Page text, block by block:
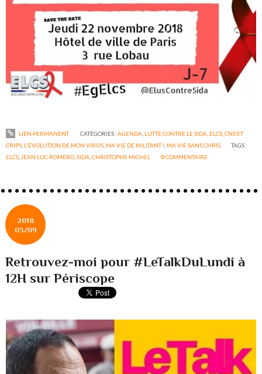
LIEN PERMANENT CATÉGORIES :AGENDA LUTTE CONTRE LE SIDA, ELCS, CNS ET
CRIPS L'ÉVOLUTION DE MON VIRUS MA VIE DE MILITANT ! MA VIE SANS CHRIS
TAGS :
ELCS JEAN LUC ROMERO ,SIDA ,CHRISTOPHE MICHEL 0COMMENTAIRE
2018
03/09
Retrouvez-moi pour #LeTalkDuLundi à
12H sur Périscope